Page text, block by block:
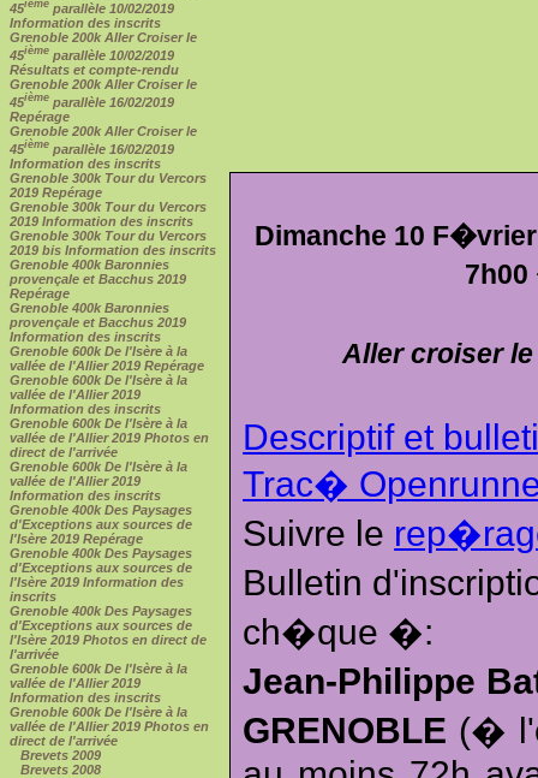
45ième parallèle 10/02/2019
Information des inscrits
Grenoble 200k Aller Croiser le
45ième parallèle 10/02/2019
Résultats et compte-rendu
Grenoble 200k Aller Croiser le
45ième parallèle 16/02/2019
Repérage
Grenoble 200k Aller Croiser le
45ième parallèle 16/02/2019
Information des inscrits
Grenoble 300k Tour du Vercors
2019 Repérage
Grenoble 300k Tour du Vercors
2019 Information des inscrits
Grenoble 300k Tour du Vercors
2019 bis Information des inscrits
Grenoble 400k Baronnies
provençale et Bacchus 2019
Repérage
Grenoble 400k Baronnies
provençale et Bacchus 2019
Information des inscrits
Grenoble 600k De l'Isère à la
vallée de l'Allier 2019 Repérage
Grenoble 600k De l'Isère à la
vallée de l'Allier 2019
Information des inscrits
Grenoble 600k De l'Isère à la
vallée de l'Allier 2019 Photos en
direct de l'arrivée
Grenoble 600k De l'Isère à la
vallée de l'Allier 2019
Information des inscrits
Grenoble 400k Des Paysages
d'Exceptions aux sources de
l'Isère 2019 Repérage
Grenoble 400k Des Paysages
d'Exceptions aux sources de
l'Isère 2019 Information des
inscrits
Grenoble 400k Des Paysages
d'Exceptions aux sources de
l'Isère 2019 Photos en direct de
l'arrivée
Grenoble 600k De l'Isère à la
vallée de l'Allier 2019
Information des inscrits
Grenoble 600k De l'Isère à la
vallée de l'Allier 2019 Photos en
direct de l'arrivée
Brevets 2009
Brevets 2008
Dimanche 10
Aller croiser le
Descriptif et
Trac�
Suivre le
Bulletin
ch�que �:
Jean-Philippe
GRENOBLE (�